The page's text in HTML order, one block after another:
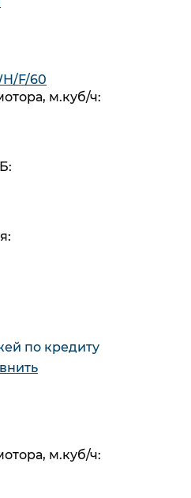
F/60
м.куб/ч:
по кредиту
м.куб/ч: